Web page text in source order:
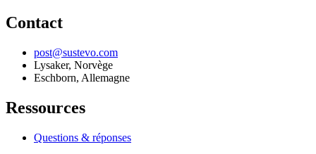
Contact
post@sustevo.com
Lysaker, Norvège
Eschborn, Allemagne
Ressources
Questions & réponses